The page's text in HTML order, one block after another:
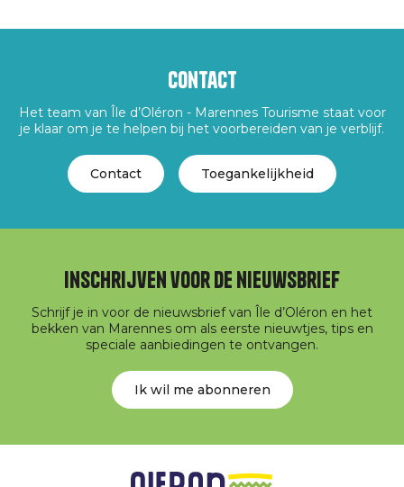
Contact
Het team van Île d’Oléron - Marennes Tourisme staat voor
je klaar om je te helpen bij het voorbereiden van je verblijf.
Contact Toegankelijkheid
Inschrijven voor de nieuwsbrief
Schrijf je in voor de nieuwsbrief van Île d’Oléron en het
bekken van Marennes om als eerste nieuwtjes, tips en
speciale aanbiedingen te ontvangen.
Ik wil me abonneren